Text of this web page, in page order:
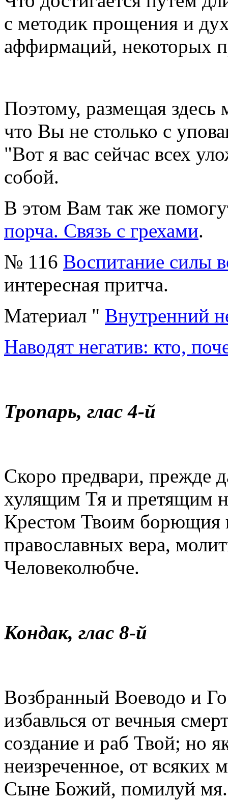
с методик прощения и
аффирмаций, некоторых
Поэтому, размещая здесь
что Вы не столько с
"Вот я вас сейчас всех
собой.
В этом Вам так же
порча. Связь с грехами.
№ 116 Воспитание силы
интересная притча.
Материал " Внутренний
Наводят негатив: кто,
Тропарь, глас 4-й
Скоро предвари, прежде
хулящим Тя и претящим
Крестом Твоим борющия
православных вера,
Человеколюбче.
Кондак, глас 8-й
Возбранный Воеводо и
избавлься от вечныя
создание и раб Твой; но
неизреченное, от всяких
Сыне Божий, помилуй мя.